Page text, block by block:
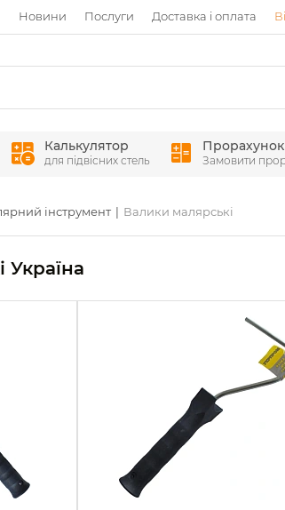
Новини Послуги Доставка і оплата
Калькулятор
для підвісних стель
Прорахунок
Замовити
інструмент Валики малярські
Україна